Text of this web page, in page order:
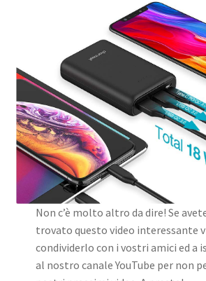
Non c’è molto altro da dire! Se
trovato questo video interessante
condividerlo con i vostri amici ed a
al nostro canale YouTube per non